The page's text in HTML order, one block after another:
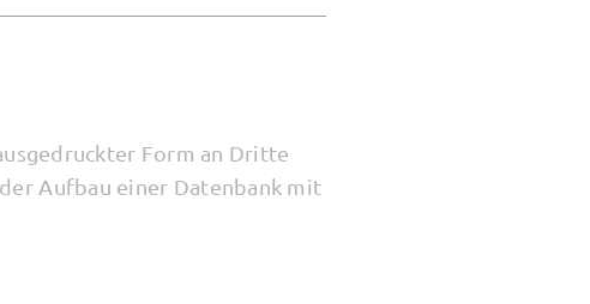
Form an Dritte
Aufbau einer Datenbank mit